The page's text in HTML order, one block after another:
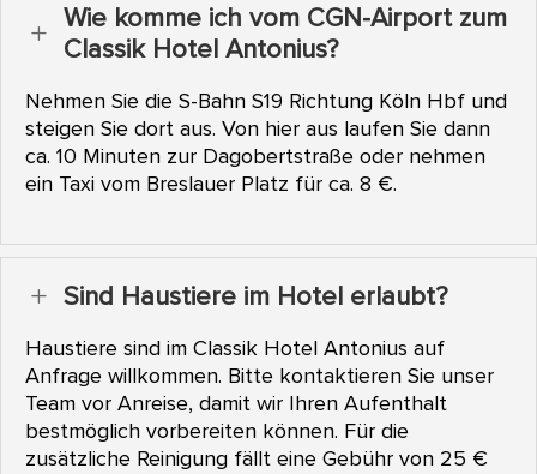
L
Wie komme ich vom CGN-Airport zum
Classik Hotel Antonius?
Nehmen Sie die S-Bahn S19 Richtung Köln Hbf und
steigen Sie dort aus. Von hier aus laufen Sie dann
ca. 10 Minuten zur Dagobertstraße oder nehmen
ein Taxi vom Breslauer Platz für ca. 8 €.
L Sind Haustiere im Hotel erlaubt?
Haustiere sind im Classik Hotel Antonius auf
Anfrage willkommen. Bitte kontaktieren Sie unser
Team vor Anreise, damit wir Ihren Aufenthalt
bestmöglich vorbereiten können. Für die
zusätzliche Reinigung fällt eine Gebühr von 25 €